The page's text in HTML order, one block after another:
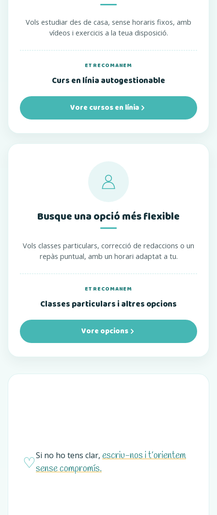
Vols estudiar des de casa, sense horaris fixos, amb
vídeos i exercicis a la teua disposició.
ET RECOMANEM
Curs en línia autogestionable
Vore cursos en línia
Busque una opció més flexible
Vols classes particulars, correcció de redaccions o un
repàs puntual, amb un horari adaptat a tu.
ET RECOMANEM
Classes particulars i altres opcions
Vore opcions
♡Si no ho tens clar, escriu-nos i t’orientem
sense compromís.